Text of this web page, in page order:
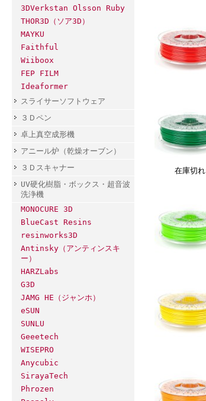
3DVerkstan Olsson Ruby
THOR3D（ソア3D）
MAYKU
Faithful
Wiiboox
FEP FILM
Ideaformer
スライサーソフトウェア
３Ｄペン
卓上真空成形機
アニール炉（乾燥オーブン）
３Ｄスキャナー
UV硬化樹脂・ボックス・超音波
洗浄機
MONOCURE 3D
BlueCast Resins
resinworks3D
Antinsky（アンティンスキ
ー）
HARZLabs
G3D
JAMG HE（ジャンホ）
eSUN
SUNLU
Geeetech
WISEPRO
Anycubic
SirayaTech
Phrozen
在庫切れ